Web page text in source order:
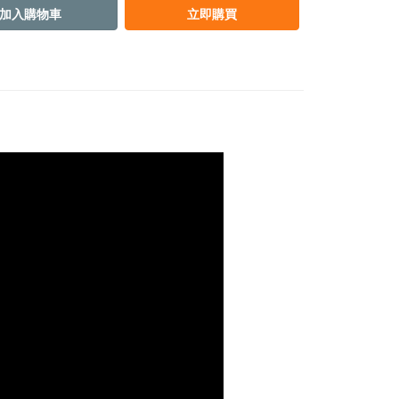
加入購物車 立即購買